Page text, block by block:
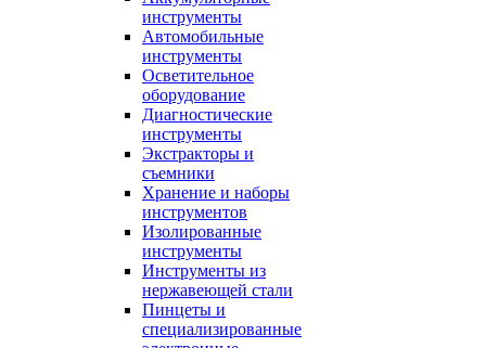
инструменты
Автомобильные
инструменты
Осветительное
оборудование
Диагностические
инструменты
Экстракторы и
съемники
Хранение и наборы
инструментов
Изолированные
инструменты
Инструменты из
нержавеющей стали
Пинцеты и
специализированные